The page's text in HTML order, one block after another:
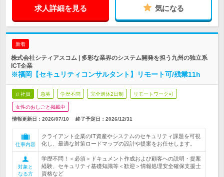
求人詳細を見る 気になる
新着
株式会社シティアスコム | 多彩な業界のシステム開発を担う九州の独立系
ICT企業
※福岡【セキュリティコンサルタント】リモート可/残業11h
正社員 急募 学歴不問 完全週休2日制 リモートワーク可
女性のおしごと掲載中
情報更新日：2026/07/10 終了予定日： 2026/12/31
仕事内容
クライアント企業のIT資産やシステムのセキュリティ課題を可視
化し、最適な対策ロードマップの設計や提案をお任せします。
対象と
なる方
学歴不問！＜必須＞ドキュメント作成および顧客への説明・提案
経験、セキュリティ基礎知識等＜歓迎＞情報処理安全確保支援士
資格など